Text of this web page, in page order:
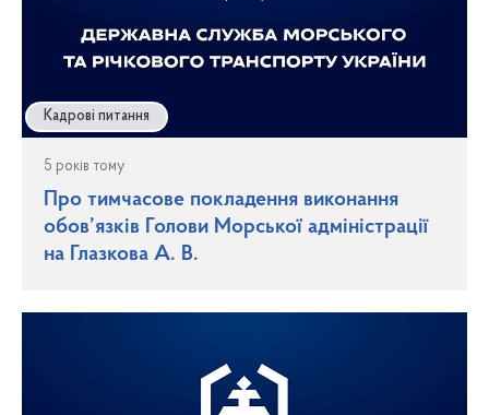
Кадрові питання
Про тимчасове покладення виконання
обов’язків Голови Морської адміністрації
на Глазкова А. В.
5 років тому